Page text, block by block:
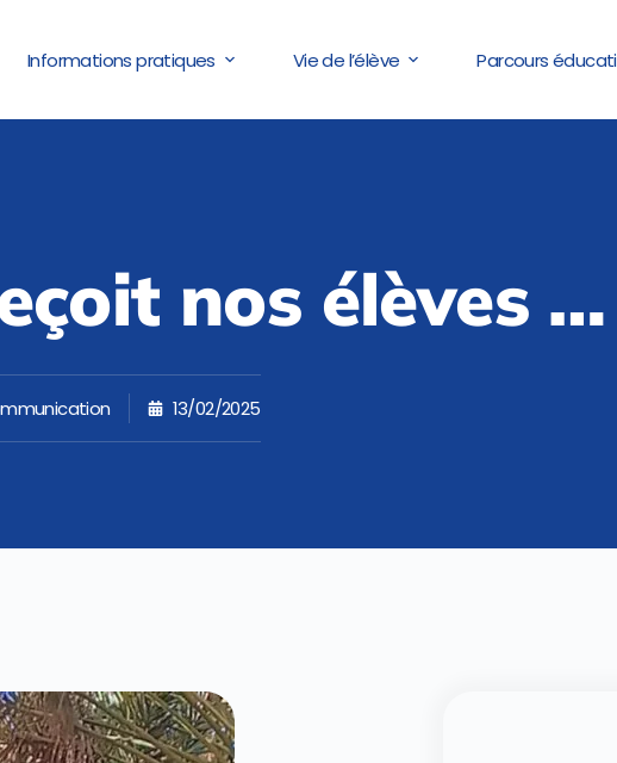
Informations pratiques Vie de l’élève Parcours
nos élèves …
13/02/2025